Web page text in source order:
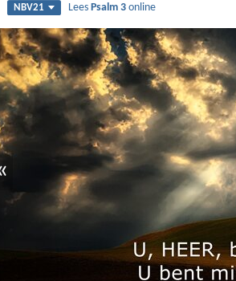
NBV21 Lees Psalm 3 online